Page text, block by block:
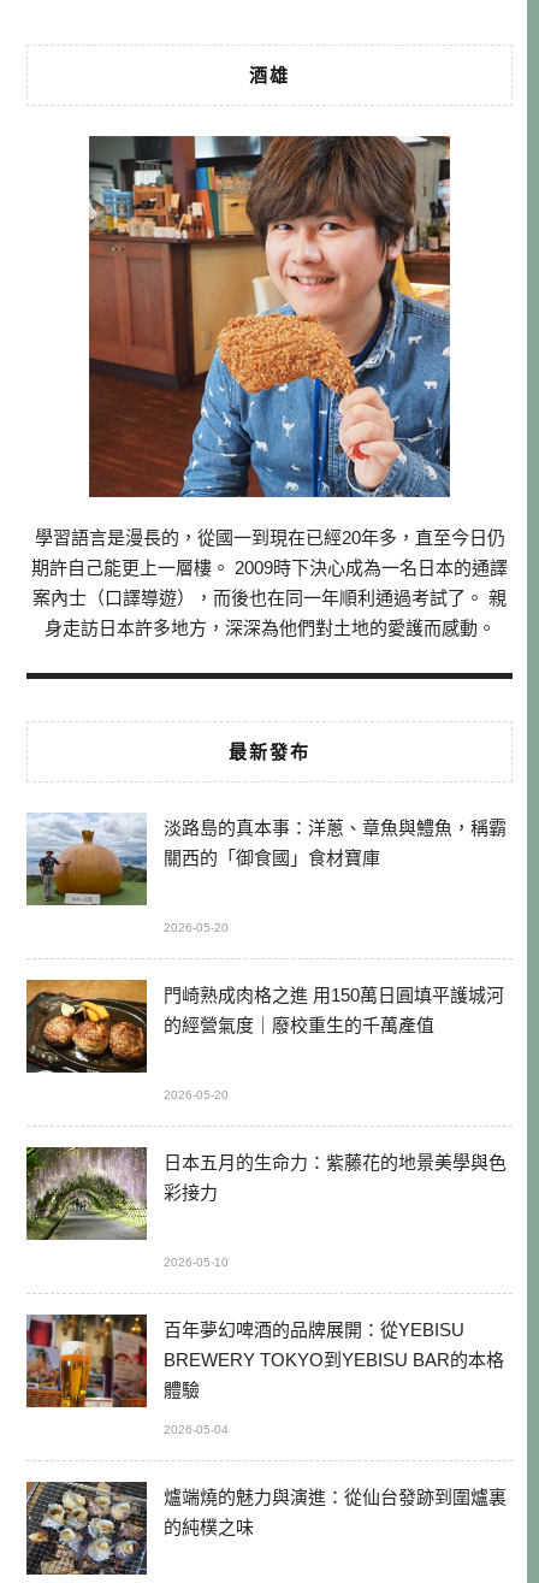
酒雄
學習語言是漫長的，從國一到現在已經20年多，直至今日仍
期許自己能更上一層樓。 2009時下決心成為一名日本的通譯
案內士（口譯導遊），而後也在同一年順利通過考試了。 親
身走訪日本許多地方，深深為他們對土地的愛護而感動。
最新發布
淡路島的真本事：洋蔥、章魚與鱧魚，稱霸
關西的「御食國」食材寶庫
2026-05-20
門崎熟成肉格之進 用150萬日圓填平護城河
的經營氣度｜廢校重生的千萬產值
2026-05-20
日本五月的生命力：紫藤花的地景美學與色
彩接力
2026-05-10
百年夢幻啤酒的品牌展開：從YEBISU
BREWERY TOKYO到YEBISU BAR的本格
體驗
2026-05-04
爐端燒的魅力與演進：從仙台發跡到圍爐裏
的純樸之味